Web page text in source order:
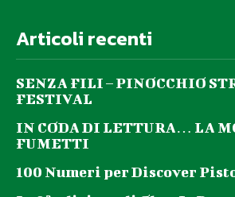
Articoli recenti
SENZA FILI – PINOCCHIO
FESTIVAL
IN CODA DI LETTURA… LA
FUMETTI
100 Numeri per Discover